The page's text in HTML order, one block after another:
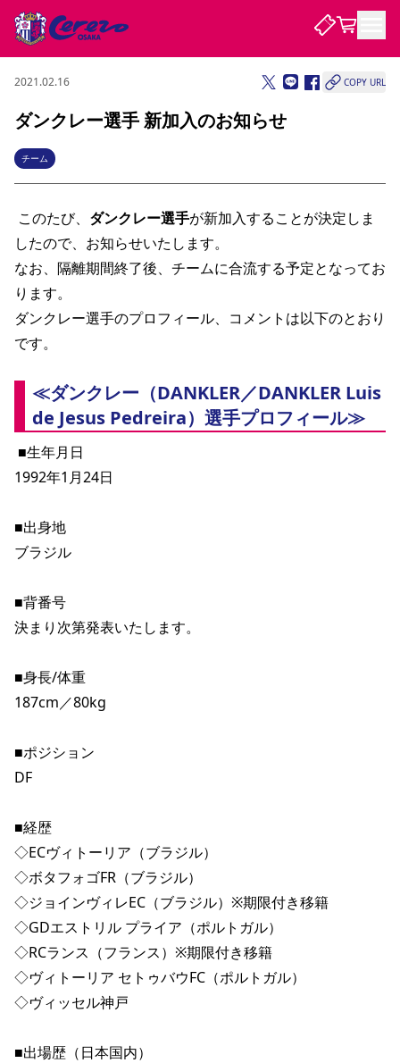
試合・チーム
試合について
試合日程 / 結果 順位表
チームについて
選手・スタッフ スケジュール メディア情報
アカデミー ハナサカプレーヤー 歴代所属選手
観戦する
チケット
チケット情報 販売スケジュール 価格・席種
特定興行入場券 譲渡サービス リセールサービス
観戦ガイド
初めて観戦ガイド
観戦マナー&ルール
スタジアム
YANMAR HANASAKA STADIUM
DAZNで観戦
DAZNで観戦
よくある質問
クラブを知る
セレッソ大阪について
クラブ紹介
サポートする
セレッソアイデアちょうだいな
Lise（ライセンスビジネス）
サステナビリティ
サステナビリティポリシー
活動レポート SPORT POSITIVE LEAGUES
スポーツクラブ
長居公園
セレッソスポーツパーク舞洲
セレッソ大阪アカデミー
子供のサッカースクール
ファンクラブ
ニュース
ニュース
すべて チーム グッズ チケット イベント
ファンクラブ
レディース
アカデミー
2021.02.16 COPY URL
ダンクレー選手 新加入のお知らせ
チーム
このたび、 ダンクレー選手が新加入することが決定しま
したので、お知らせいたします。
なお、隔離期間終了後、チームに合流する予定となってお
ります。
ダンクレー選手のプロフィール、コメントは以下のとおり
です。
≪ダンクレー（DANKLER／DANKLER Luis
de Jesus Pedreira）選手プロフィール≫
■生年月日
1992年1月24日
■出身地
ブラジル
■背番号
決まり次第発表いたします。
■身長/体重
187cm／80kg
■ポジション
DF
■経歴
◇ECヴィトーリア（ブラジル）
◇ボタフォゴFR（ブラジル）
◇ジョインヴィレEC（ブラジル）※期限付き移籍
◇GDエストリル プライア（ポルトガル）
◇RCランス（フランス）※期限付き移籍
◇ヴィトーリア セトゥバウFC（ポルトガル）
◇ヴィッセル神戸
■出場歴（日本国内）